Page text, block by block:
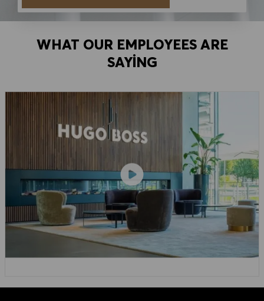
WHAT OUR EMPLOYEES ARE
SAYING